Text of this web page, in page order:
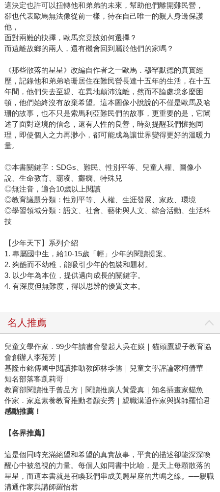
這決定也許可以扭轉他和弟弟的未來，幫助他們離開難民營，
卻也代表歐馬無法像從前一樣，待在自己唯一的親人身邊保護
他，
面對兩難的抉擇，歐馬究竟該如何選擇？
而遠離故鄉的兩人，還有機會回到屬於他們的家嗎？
《那些散落的星星》改編自作者之一歐馬．穆罕默德的真實經
歷，記錄他和弟弟哈珊居住在難民營長達十五年的生活，在十五
年間，他們失去至親、在異地顛沛流離，然而不論處境多麼困
頓，他們始終沒有放棄希望。這本圖像小說說的不僅是歐馬及哈
珊的故事，也不只是索馬利亞難民們的故事，更重要的是，它闡
述了面對逆境的信念，還有人性的良善，時刻提醒我們懷抱同
理，即使個人之力再渺小，都可能成為讓世界變得更好的溫暖力
量。
◎本書關鍵字：SDGs、難民、性別平等、兒童人權、圖像小
說、生命教育、霸凌、癱癇、特殊兒
◎無注音，適合10歲以上閱讀
◎教育議題分類：性別平等、人權、生涯發展、家政、環境
◎學習領域分類：語文、社會、藝術與人文、綜合活動、生活科
技
【少年天下】系列介紹
1. 專屬國中生，給10-15歲「輕」少年的閱讀提案。
2. 夠酷而不幼稚，能吸引少年的包裝和題材。
3. 以少年為本位，提供邁向成長的關鍵字。
4. 有深度但無難度，得以思辨的優質文本。
名人推薦
兒童文學作家．99少年讀書會發起人吳在媖｜貓頭鷹親子教育協
會創辦人李苑芳｜
基隆市銘傳國中閱讀推動教師林季儒｜兒童文學評論家柯倩華｜
知名部落客凱莉哥｜
教育部閱讀推手曾品方｜閱讀推廣人黃愛真｜知名插畫家貓魚｜
作家．家庭素養教育推動者顏安秀｜親職溝通作家與講師羅怡君
感動推薦！
【各界推薦】
這是個同時充滿絕望和希望的真實故事，平實的描述卻能深深喚
醒心中被忽視的力量。每個人如同書中比喻，是天上每顆散落的
星星，而這本書就是召喚我們串成美麗星座的共鳴之線。──親職
溝通作家與講師羅怡君